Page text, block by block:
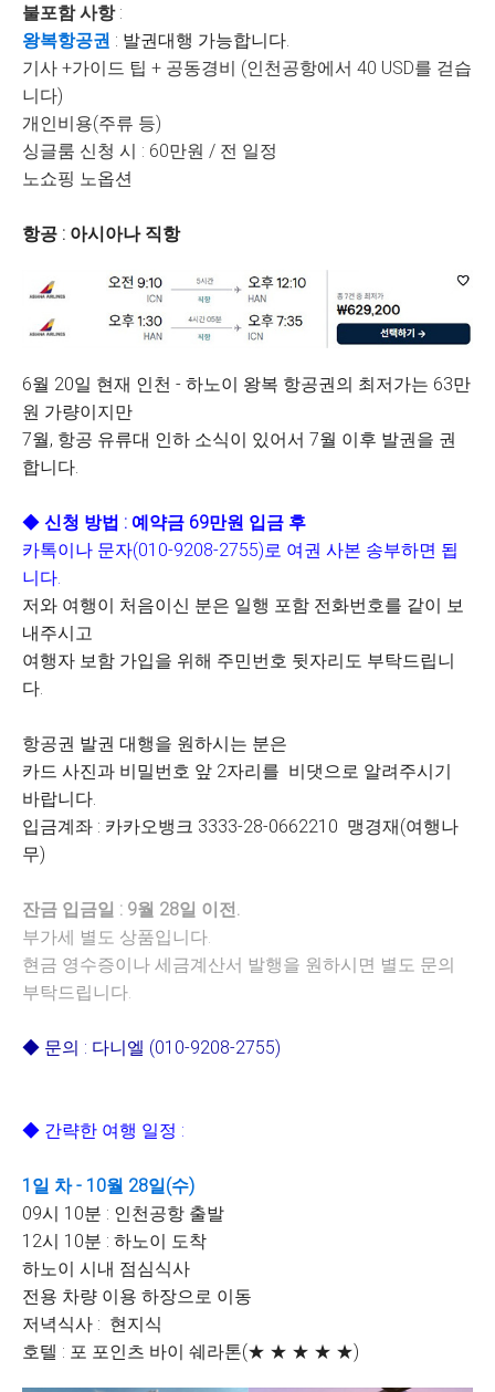
불포함 사항:
왕복항공권 : 발권대행 가능합니다.
기사 +가이드 팁 + 공동경비 (인천공항에서 40 USD를 걷습
니다)
개인비용(주류 등)
싱글룸 신청 시 : 60만원 / 전 일정
노쇼핑 노옵션
항공 : 아시아나 직항
6월 20일 현재 인천 - 하노이 왕복 항공권의 최저가는 63만
원 가량이지만
7월, 항공 유류대 인하 소식이 있어서 7월 이후 발권을 권
합니다.
◆ 신청 방법 : 예약금 69만원 입금 후
카톡이나 문자(010-9208-2755)로 여권 사본 송부하면 됩
니다.
저와 여행이 처음이신 분은 일행 포함 전화번호를 같이 보
내주시고
여행자 보함 가입을 위해 주민번호 뒷자리도 부탁드립니
다.
항공권 발권 대행을 원하시는 분은
카드 사진과 비밀번호 앞 2자리를 비댓으로 알려주시기
바랍니다.
입금계좌 : 카카오뱅크 3333-28-0662210 맹경재(여행나
무)
잔금 입금일 : 9월 28일 이전.
부가세 별도 상품입니다.
현금 영수증이나 세금계산서 발행을 원하시면 별도 문의
부탁드립니다.
◆ 문의 : 다니엘 (010-9208-2755)
◆ 간략한 여행 일정 :
1일 차 - 10월 28일(수)
09시 10분 : 인천공항 출발
12시 10분 : 하노이 도착
하노이 시내 점심식사
전용 차량 이용 하장으로 이동
저녁식사 : 현지식
호텔 : 포 포인츠 바이 쉐라톤(★ ★ ★ ★ ★)